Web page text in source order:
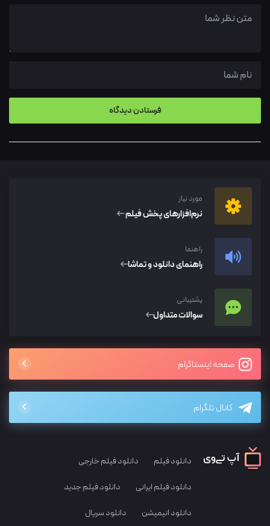
مورد نیاز
نرم‌افزار‌های پخش فیلم
راهنما
راهنمای دانلود و تماشا
پشتیبانی
سوالات متداول
صفحه اینستاگرام
کانال تلگرام
دانلود فیلم دانلود فیلم خارجی
دانلود فیلم ایرانی دانلود فیلم جدید
دانلود انیمیشن دانلود سریال